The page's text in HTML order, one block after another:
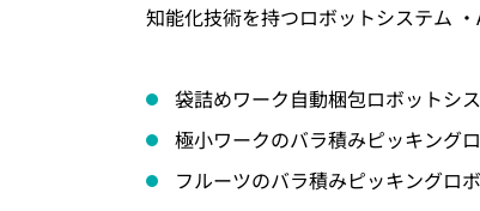
知能化技術を持つロボットシステム
袋詰めワーク自動梱包ロボットシ
極小ワークのバラ積みピッキング
フルーツのバラ積みピッキングロ